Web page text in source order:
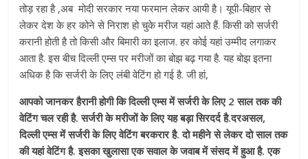
तोड़ रहा है ,अब मोदी सरकार नया फरमान लेकर आयी है। यूपी-बिहार से
लेकर देश के हर कोने से निराश हो चुके मरीज यहां आते हैं. किसी को सर्जरी
करानी होती है तो किसी और बिमारी का इलाज. हर कोई यहां उम्मीद लगाकर
आता है. इस बीच दिल्ली एम्स पर मरीजों का बोझ बढ़ गया है. यह बोझ इतना
अधिक है कि सर्जरी के लिए लंबी वेटिंग हो गई है. जी हां,
आपको जानकर हैरानी होगी कि दिल्ली एम्स में सर्जरी के लिए 2 साल तक की
वेटिंग चल रही है. सर्जरी के मरीजों के लिए यह बड़ा सिरदर्द है.दरअसल,
दिल्ली एम्स में सर्जरी के लिए वेटिंग बरकरार है. दो महीने से लेकर दो साल तक
की यहां वेटिंग है. इसका खुलासा एक सवाल के जवाब में संसद में हुआ है. एक